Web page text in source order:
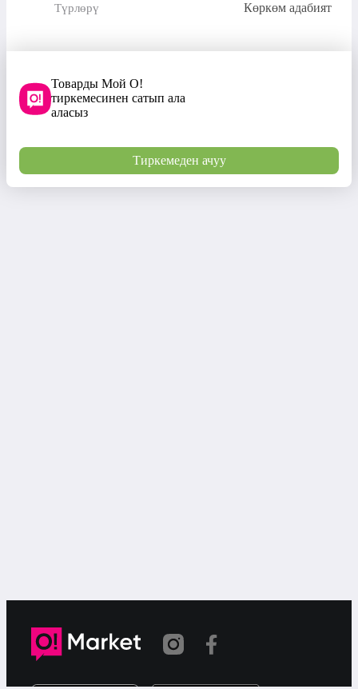
Түрлөрү Көркөм адабият
Товарды Мой О!
тиркемесинен сатып ала
аласыз
Тиркемеден ачуу